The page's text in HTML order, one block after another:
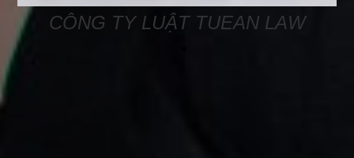
CÔNG TY LUẬT TUEAN LAW